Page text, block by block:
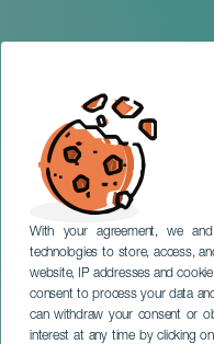
With your agreement, we
technologies to store, access,
website, IP addresses and
consent to process your data
can withdraw your consent or
interest at any time by clicking
GRAN CANARIA